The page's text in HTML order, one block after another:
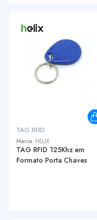
TAG RFID
Marca: HELIX
TAG RFID 125Khz em
Formato Porta Chaves